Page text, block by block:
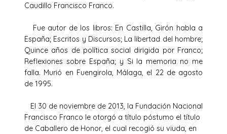
Caudillo Francisco Franco.
Fue autor de los libros: En Castilla, Girón habla a
España; Escritos y Discursos; La libertad del hombre;
Quince años de política social dirigida por Franco;
Reflexiones sobre España; y Si la memoria no me
falla. Murió en Fuengirola, Málaga, el 22 de agosto
de 1995.
El 30 de noviembre de 2013, la Fundación Nacional
Francisco Franco le otorgó a título póstumo el título
de Caballero de Honor, el cual recogió su viuda, en